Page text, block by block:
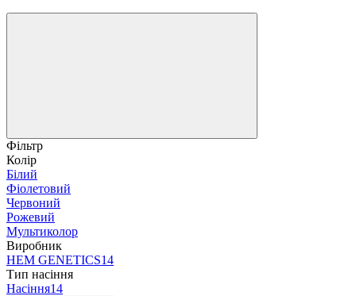
Фільтр
Колір
Білий
Фіолетовий
Червоний
Рожевий
Мультиколор
Виробник
HEM GENETICS14
Тип насiння
Насiння14